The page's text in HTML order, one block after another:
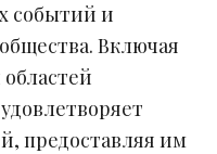
событий и
Включая
предоставляя им